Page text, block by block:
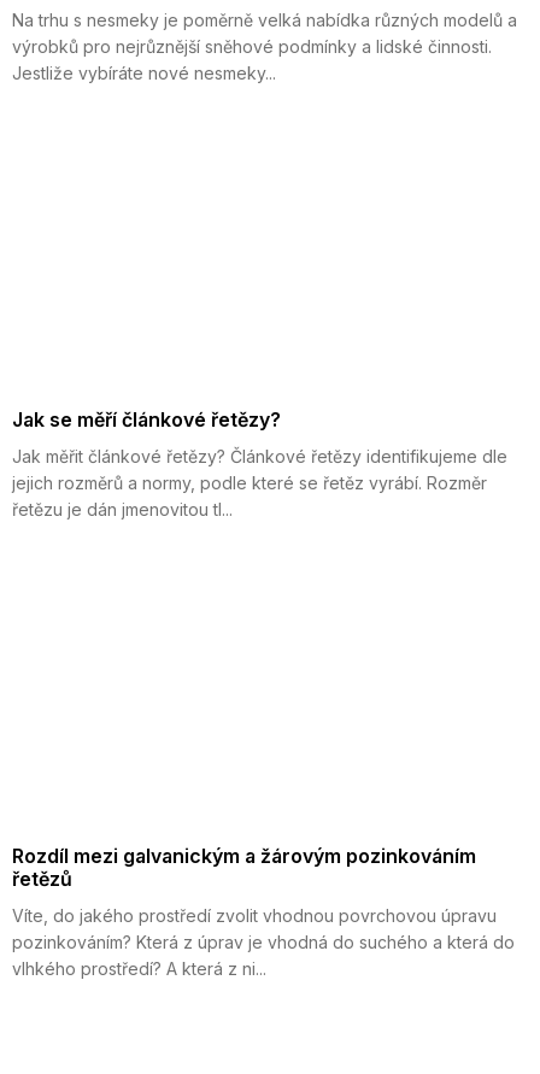
Na trhu s nesmeky je poměrně velká nabídka různých modelů a
výrobků pro nejrůznější sněhové podmínky a lidské činnosti.
Jestliže vybíráte nové nesmeky...
Jak se měří článkové řetězy?
Jak měřit článkové řetězy? Článkové řetězy identifikujeme dle
jejich rozměrů a normy, podle které se řetěz vyrábí. Rozměr
řetězu je dán jmenovitou tl...
Rozdíl mezi galvanickým a žárovým pozinkováním
řetězů
Víte, do jakého prostředí zvolit vhodnou povrchovou úpravu
pozinkováním? Která z úprav je vhodná do suchého a která do
vlhkého prostředí? A která z ni...